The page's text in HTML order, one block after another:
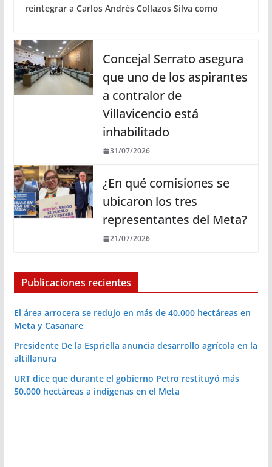
reintegrar a Carlos Andrés Collazos Silva como
Concejal Serrato asegura
que uno de los aspirantes
a contralor de
Villavicencio está
inhabilitado
31/07/2026
¿En qué comisiones se
ubicaron los tres
representantes del Meta?
21/07/2026
Publicaciones recientes
El área arrocera se redujo en más de 40.000 hectáreas en
Meta y Casanare
Presidente De la Espriella anuncia desarrollo agrícola en la
altillanura
URT dice que durante el gobierno Petro restituyó más
50.000 hectáreas a indígenas en el Meta